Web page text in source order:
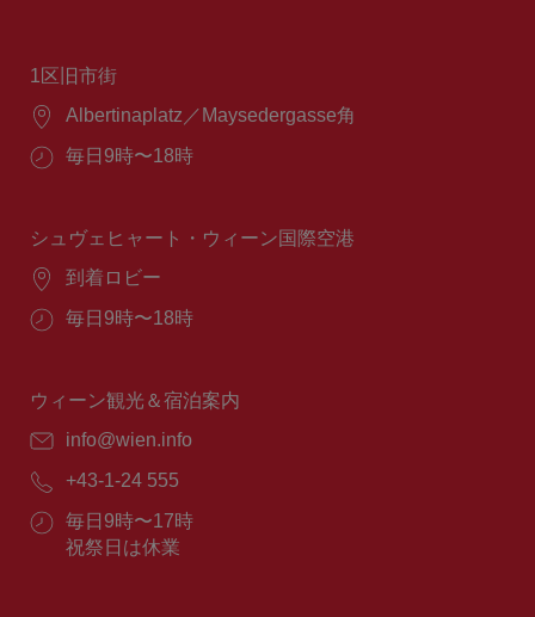
1区旧市街
場
Albertinaplatz／Maysedergasse角
営
間：
毎日9時〜18時
シュヴェヒャート・ウィーン国際空港
場
到着ロビー
営
間：
毎日9時〜18時
ウィーン観光＆宿泊案内
E
ー
ル：
info@wien.info
電
番
号：
+43-1-24 555
営
業
毎日9時〜17時
祝祭日は休業